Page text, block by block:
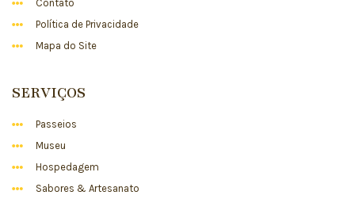
Contato
Política de Privacidade
Mapa do Site
SERVIÇOS
Passeios
Museu
Hospedagem
Sabores & Artesanato